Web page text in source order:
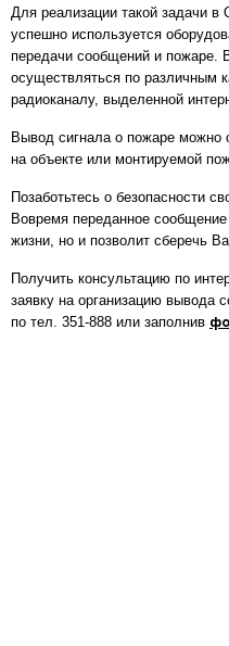
Для реализации такой задачи
успешно используется
передачи сообщений и пожаре.
осуществляться по различным
радиоканалу, выделенной
Вывод сигнала о пожаре можно
на объекте или монтируемой
Позаботьтесь о безопасности
Вовремя переданное
жизни, но и позволит сберечь
Получить консультацию по
заявку на организацию вывода
по тел. 351-888 или заполнив